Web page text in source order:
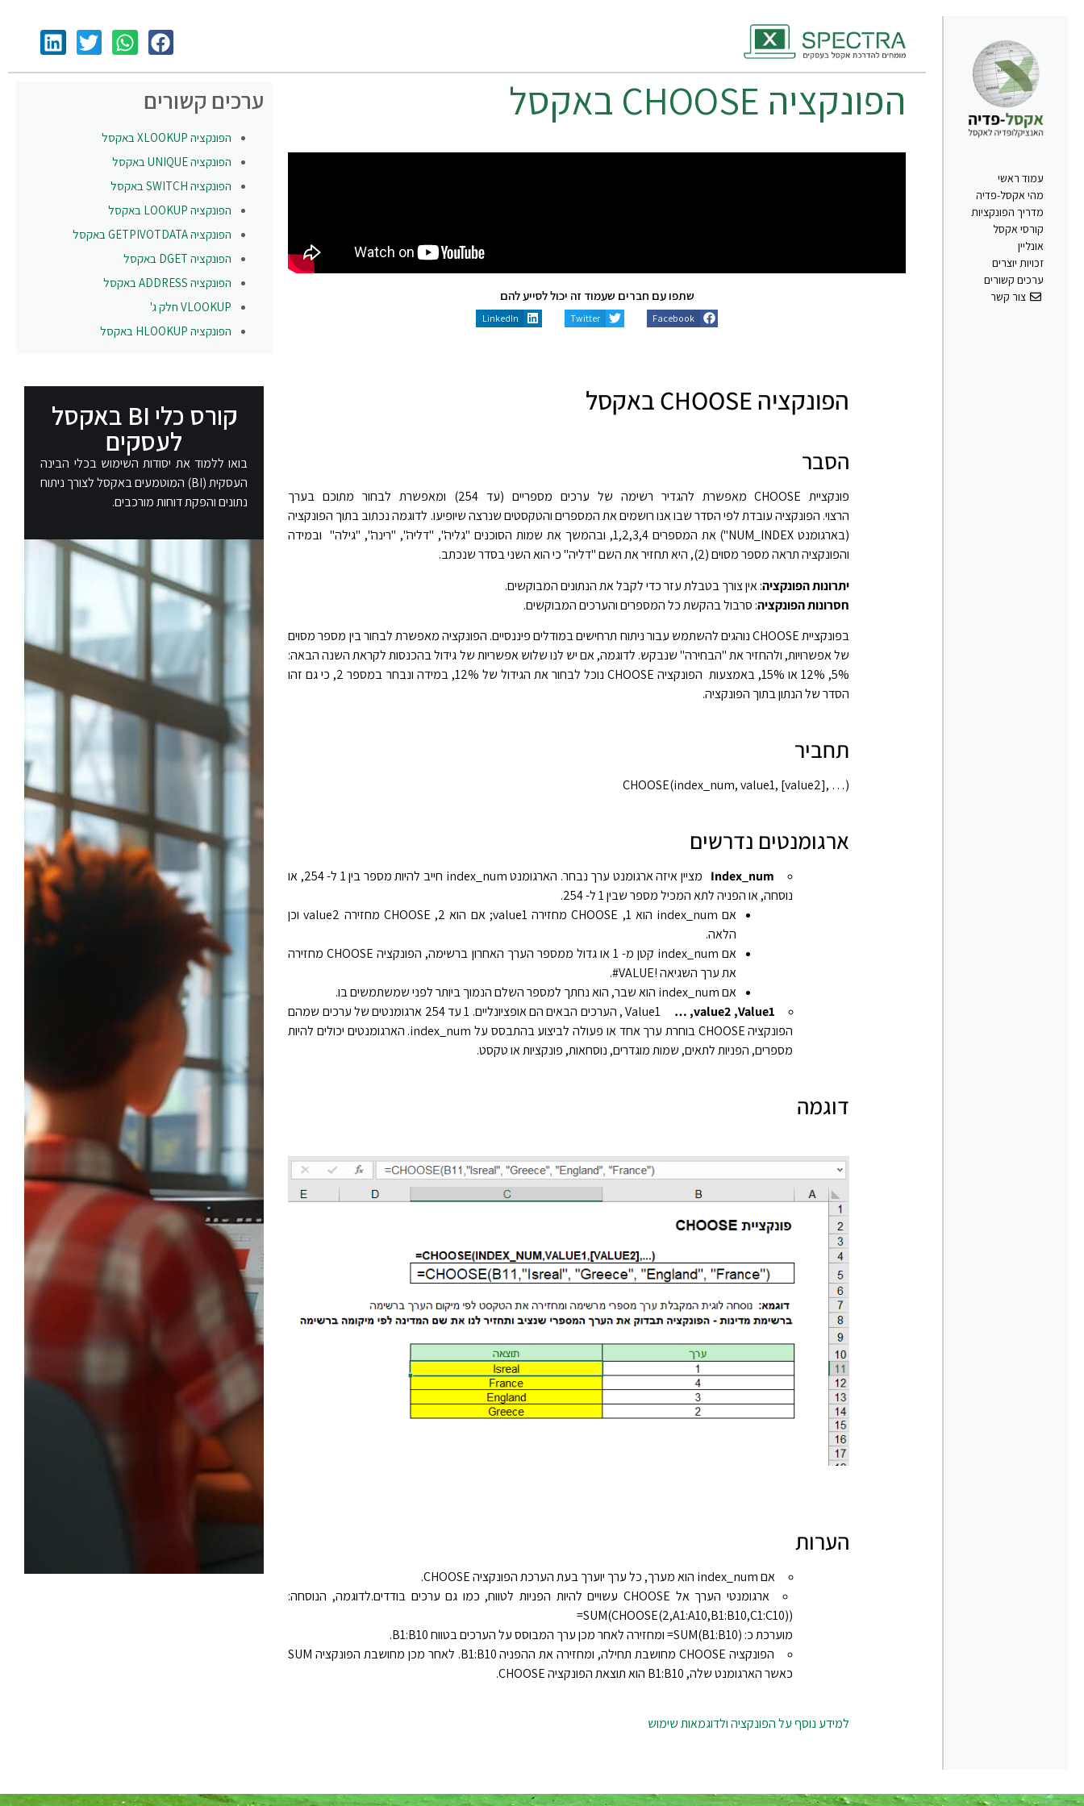
עמוד ראשי
מהי אקסל-פדיה
מדריך הפונקציות
קורסי אקסל
אונליין
זכויות יוצרים
ערכים קשורים
צור קשר
הפונקציה CHOOSE באקסל
שתפו עם חברים שעמוד זה יכול לסייע להם
Facebook
Twitter
LinkedIn
הפונקציה CHOOSE באקסל
הסבר
פונקציית CHOOSE מאפשרת להגדיר רשימה של ערכים מספריים (עד 254) ומאפשרת לבחור מתוכם בערך
הרצוי. הפונקציה עובדת לפי הסדר שבו אנו רושמים את המספרים והטקסטים שנרצה שיופיעו. לדוגמה נכתוב בתוך הפונקציה
(בארגומנט NUM_INDEX") את המספרים 1,2,3,4, ובהמשך את שמות הסוכנים "גליה", "דליה", "רינה", "גילה" ובמידה
והפונקציה תראה מספר מסוים (2), היא תחזיר את השם "דליה" כי הוא השני בסדר שנכתב.
יתרונות הפונקציה: אין צורך בטבלת עזר כדי לקבל את הנתונים המבוקשים.
חסרונות הפונקציה: סרבול בהקשת כל המספרים והערכים המבוקשים.
בפונקציית CHOOSE נוהגים להשתמש עבור ניתוח תרחישים במודלים פיננסיים. הפונקציה מאפשרת לבחור בין מספר מסוים
של אפשרויות, ולהחזיר את "הבחירה" שנבקש. לדוגמה, אם יש לנו שלוש אפשריות של גידול בהכנסות לקראת השנה הבאה:
5%, 12% או 15%, באמצעות הפונקציה CHOOSE נוכל לבחור את הגידול של 12%, במידה ונבחר במספר 2, כי גם זהו
הסדר של הנתון בתוך הפונקציה.
תחביר
‎CHOOSE(index_num, value1, [value2], …)‎
ארגומנטים נדרשים
Index_num
מציין איזה ארגומנט ערך נבחר. הארגומנט index_num חייב להיות מספר בין 1 ל- 254, או
נוסחה, או הפניה לתא המכיל מספר שבין 1 ל- 254.
אם index_num הוא 1, CHOOSE מחזירה value1; אם הוא 2, CHOOSE מחזירה value2 וכן
הלאה.
אם index_num קטן מ- 1 או גדול ממספר הערך האחרון ברשימה, הפונקציה CHOOSE מחזירה
את ערך השגיאה ‎#VALUE!‎.
אם index_num הוא שבר, הוא נחתך למספר השלם הנמוך ביותר לפני שמשתמשים בו.
Value1‏, value2‏, …‏
‏ Value1 , הערכים הבאים הם אופציונליים. 1 עד 254 ארגומנטים של ערכים שמהם
הפונקציה CHOOSE בוחרת ערך אחד או פעולה לביצוע בהתבסס על index_num. הארגומנטים יכולים להיות
מספרים, הפניות לתאים, שמות מוגדרים, נוסחאות, פונקציות או טקסט.
דוגמה
הערות
אם index_num הוא מערך, כל ערך יוערך בעת הערכת הפונקציה CHOOSE.
ארגומנטי הערך אל CHOOSE עשויים להיות הפניות לטווח, כמו גם ערכים בודדים.לדוגמה, הנוסחה:
‎=SUM(CHOOSE(2,A1:A10,B1:B10,C1:C10))‎
מוערכת כ: ‎=SUM(B1:B10)‎ ומחזירה לאחר מכן ערך המבוסס על הערכים בטווח B1:B10.
הפונקציה CHOOSE מחושבת תחילה, ומחזירה את ההפניה B1:B10. לאחר מכן מחושבת הפונקציה SUM
כאשר הארגומנט שלה, B1:B10 הוא תוצאת הפונקציה CHOOSE.
למידע נוסף על הפונקציה ולדוגמאות שימוש
ערכים קשורים
הפונקציה XLOOKUPבאקסל
הפונקציהUNIQUEבאקסל
הפונקציה SWITCHבאקסל
הפונקציה LOOKUP באקסל
הפונקציהGETPIVOTDATAבאקסל
הפונקציה DGET באקסל
הפונקציה ADDRESSבאקסל
VLOOKUP חלק ג'
הפונקציה HLOOKUP באקסל
קורס כלי BI באקסל
לעסקים
בואו ללמוד את יסודות השימוש בכלי הבינה
העסקית (BI) המוטמעים באקסל לצורך ניתוח
נתונים והפקת דוחות מורכבים.